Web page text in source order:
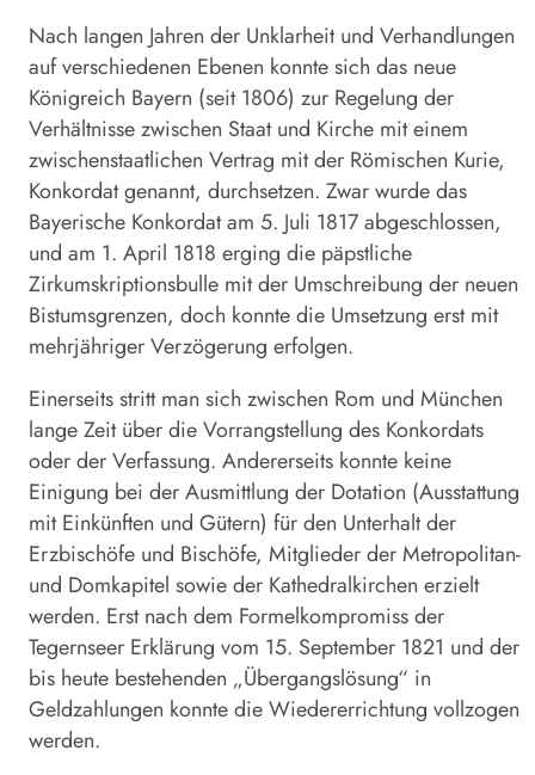
Nach langen Jahren der Unklarheit und Verhandlungen
auf verschiedenen Ebenen konnte sich das neue
Königreich Bayern (seit 1806) zur Regelung der
Verhältnisse zwischen Staat und Kirche mit einem
zwischenstaatlichen Vertrag mit der Römischen Kurie,
Konkordat genannt, durchsetzen. Zwar wurde das
Bayerische Konkordat am 5. Juli 1817 abgeschlossen,
und am 1. April 1818 erging die päpstliche
Zirkumskriptionsbulle mit der Umschreibung der neuen
Bistumsgrenzen, doch konnte die Umsetzung erst mit
mehrjähriger Verzögerung erfolgen.
Einerseits stritt man sich zwischen Rom und München
lange Zeit über die Vorrangstellung des Konkordats
oder der Verfassung. Andererseits konnte keine
Einigung bei der Ausmittlung der Dotation (Ausstattung
mit Einkünften und Gütern) für den Unterhalt der
Erzbischöfe und Bischöfe, Mitglieder der Metropolitan-
und Domkapitel sowie der Kathedralkirchen erzielt
werden. Erst nach dem Formelkompromiss der
Tegernseer Erklärung vom 15. September 1821 und der
bis heute bestehenden „Übergangslösung“ in
Geldzahlungen konnte die Wiedererrichtung vollzogen
werden.